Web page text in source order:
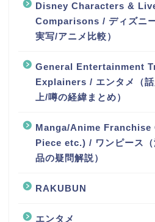
Disney Characters &
Comparisons / ディズニ
実写/アニメ比較）
General Entertainment
Explainers / エンタメ（話
上/噂の経緯まとめ）
Manga/Anime Franchise
Piece etc.) / ワンピース（
品の疑問解説）
RAKUBUN
エンタメ